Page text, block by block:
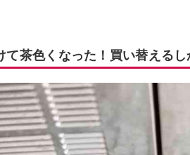
て茶色くなった！買い替えるし